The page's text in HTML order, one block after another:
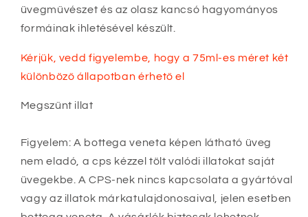
üvegművészet és az olasz kancsó hagyományos
formáinak ihletésével készült.
Kérjük, vedd figyelembe, hogy a 75ml-es méret két
különböző állapotban érhető el
Megszűnt illat
Figyelem: A bottega veneta képen látható üveg
nem eladó, a cps kézzel tölt valódi illatokat saját
üvegekbe. A CPS-nek nincs kapcsolata a gyártóval
vagy az illatok márkatulajdonosaival, jelen esetben